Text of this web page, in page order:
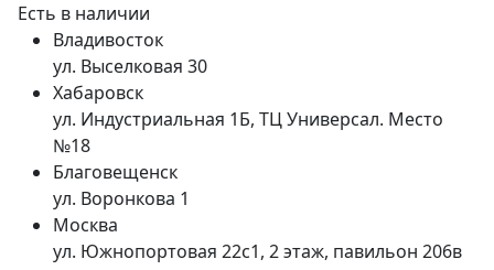
Есть в наличии
Владивосток
ул. Выселковая 30
Хабаровск
ул. Индустриальная 1Б, ТЦ Универсал. Место
№18
Благовещенск
ул. Воронкова 1
Москва
ул. Южнопортовая 22с1, 2 этаж, павильон 206в